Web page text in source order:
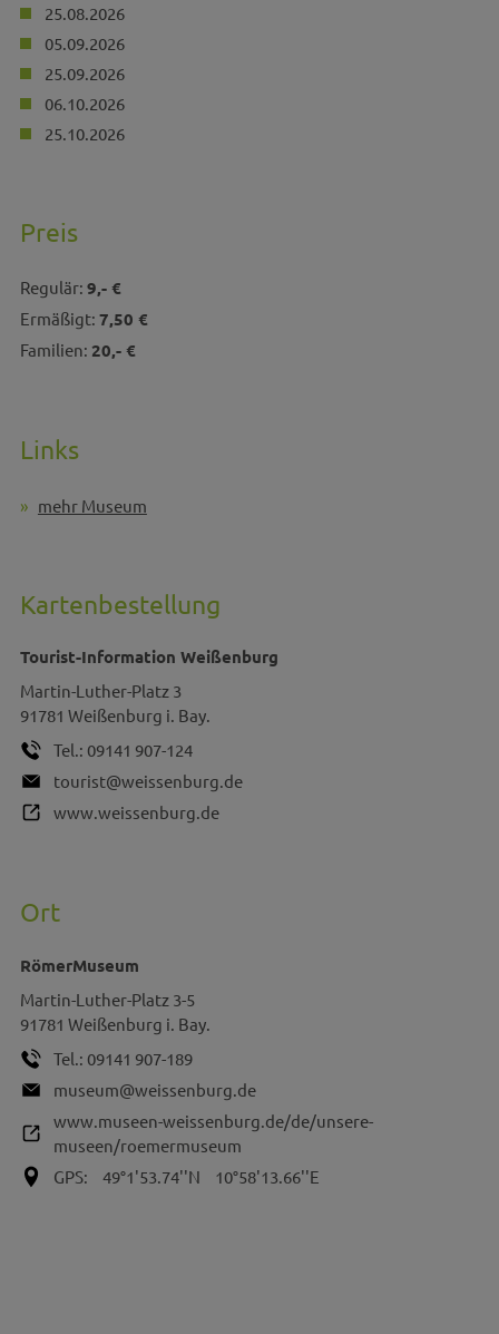
25.08.2026
05.09.2026
25.09.2026
06.10.2026
25.10.2026
Preis
Regulär: 9,- €
Ermäßigt: 7,50 €
Familien: 20,- €
Links
mehr Museum
Kartenbestellung
Tourist-Information Weißenburg
Martin-Luther-Platz 3
91781 Weißenburg i. Bay.
Tel.: 09141 907-124
tourist@weissenburg.de
www.weissenburg.de
Ort
RömerMuseum
Martin-Luther-Platz 3-5
91781 Weißenburg i. Bay.
Tel.: 09141 907-189
museum@weissenburg.de
www.museen-weissenburg.de/de/unsere-
museen/roemermuseum
GPS:
49°1'53.74''N 10°58'13.66''E